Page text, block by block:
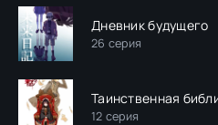
Дневник будущего
26 серия
Таинственная
12 серия